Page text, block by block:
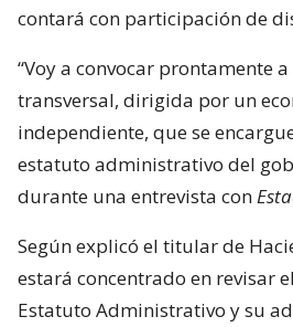
contará con participación de
“Voy a convocar prontamente
transversal, dirigida por un
independiente, que se
estatuto administrativo del
durante una entrevista con
Según explicó el titular de
estará concentrado en revisar
Estatuto Administrativo y su